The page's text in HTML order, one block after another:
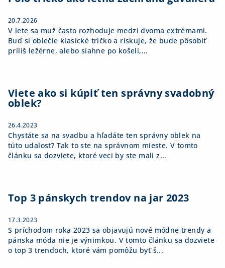
20.7.2026
V lete sa muž často rozhoduje medzi dvoma extrémami.
Buď si oblečie klasické tričko a riskuje, že bude pôsobiť
príliš ležérne, alebo siahne po košeli,...
Viete ako si kúpiť ten správny svadobný
oblek?
26.4.2023
Chystáte sa na svadbu a hľadáte ten správny oblek na
túto udalosť? Tak to ste na správnom mieste. V tomto
článku sa dozviete, ktoré veci by ste mali z...
Top 3 pánskych trendov na jar 2023
17.3.2023
S príchodom roka 2023 sa objavujú nové módne trendy a
pánska móda nie je výnimkou. V tomto článku sa dozviete
o top 3 trendoch, ktoré vám pomôžu byť š...